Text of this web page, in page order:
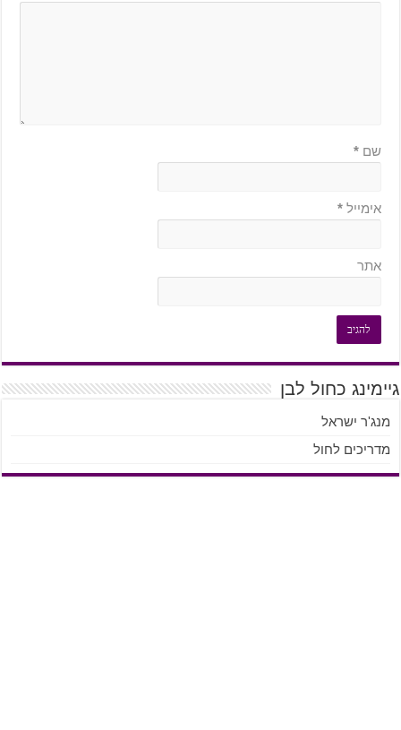
שם *
אימייל *
אתר
גיימינג כחול לבן
מנג'ר ישראל
מדריכים לחול